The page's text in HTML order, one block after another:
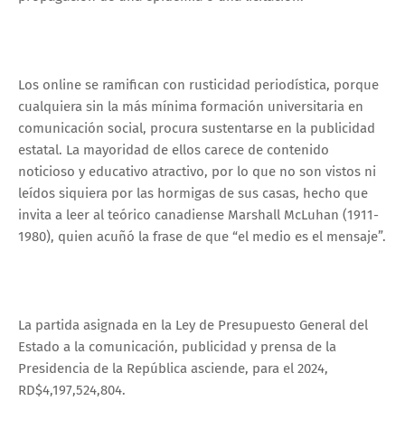
Los online se ramifican con rusticidad periodística, porque
cualquiera sin la más mínima formación universitaria en
comunicación social, procura sustentarse en la publicidad
estatal. La mayoridad de ellos carece de contenido
noticioso y educativo atractivo, por lo que no son vistos ni
leídos siquiera por las hormigas de sus casas, hecho que
invita a leer al teórico canadiense Marshall McLuhan (1911-
1980), quien acuñó la frase de que “el medio es el mensaje”.
La partida asignada en la Ley de Presupuesto General del
Estado a la comunicación, publicidad y prensa de la
Presidencia de la República asciende, para el 2024,
RD$4,197,524,804.